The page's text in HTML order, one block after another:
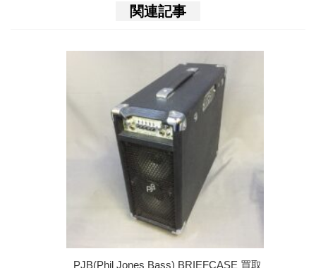
関連記事
PJB(Phil Jones Bass) BRIEFCASE 買取